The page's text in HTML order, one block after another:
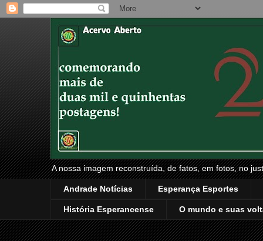
A nossa imagem reconstruída, de fatos, em fotos, no
Andrade Notícias Esperança Esportes
História Esperancense O mundo e suas